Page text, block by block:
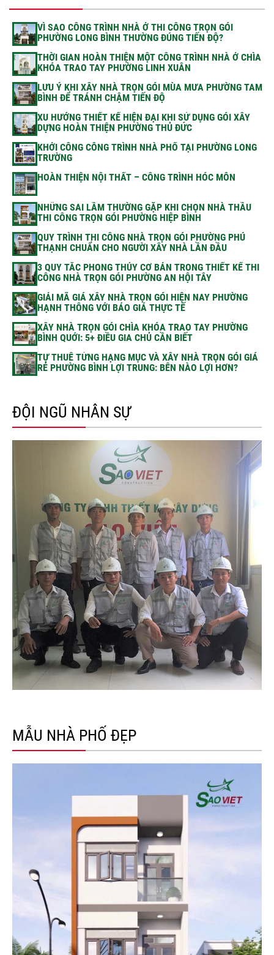
VÌ SAO CÔNG TRÌNH NHÀ Ở THI CÔNG TRỌN GÓI
PHƯỜNG LONG BÌNH THƯỜNG ĐÚNG TIẾN ĐỘ?
THỜI GIAN HOÀN THIỆN MỘT CÔNG TRÌNH NHÀ Ở CHÌA
KHÓA TRAO TAY PHƯỜNG LINH XUÂN
LƯU Ý KHI XÂY NHÀ TRỌN GÓI MÙA MƯA PHƯỜNG TAM
BÌNH ĐỂ TRÁNH CHẬM TIẾN ĐỘ
XU HƯỚNG THIẾT KẾ HIỆN ĐẠI KHI SỬ DỤNG GÓI XÂY
DỰNG HOÀN THIỆN PHƯỜNG THỦ ĐỨC
KHỞI CÔNG CÔNG TRÌNH NHÀ PHỐ TẠI PHƯỜNG LONG
TRƯỜNG
HOÀN THIỆN NỘI THẤT – CÔNG TRÌNH HÓC MÔN
NHỮNG SAI LẦM THƯỜNG GẶP KHI CHỌN NHÀ THẦU
THI CÔNG TRỌN GÓI PHƯỜNG HIỆP BÌNH
QUY TRÌNH THI CÔNG NHÀ TRỌN GÓI PHƯỜNG PHÚ
THẠNH CHUẨN CHO NGƯỜI XÂY NHÀ LẦN ĐẦU
3 QUY TẮC PHONG THỦY CƠ BẢN TRONG THIẾT KẾ THI
CÔNG NHÀ TRỌN GÓI PHƯỜNG AN HỘI TÂY
GIẢI MÃ GIÁ XÂY NHÀ TRỌN GÓI HIỆN NAY PHƯỜNG
HẠNH THÔNG VỚI BÁO GIÁ THỰC TẾ
XÂY NHÀ TRỌN GÓI CHÌA KHÓA TRAO TAY PHƯỜNG
BÌNH QUỚI: 5+ ĐIỀU GIA CHỦ CẦN BIẾT
TỰ THUÊ TỪNG HẠNG MỤC VÀ XÂY NHÀ TRỌN GÓI GIÁ
RẺ PHƯỜNG BÌNH LỢI TRUNG: BÊN NÀO LỢI HƠN?
ĐỘI NGŨ NHÂN SỰ
MẪU NHÀ PHỐ ĐẸP